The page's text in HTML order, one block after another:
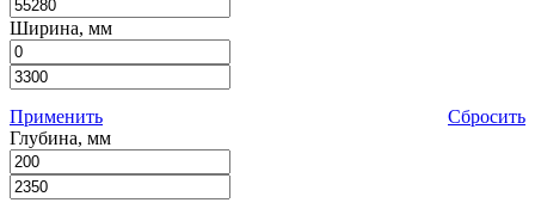
Ширина, мм
Применить
Сбросить
Глубина, мм